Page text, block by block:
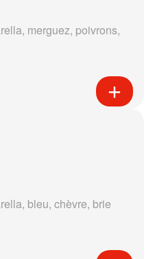
merguez, poivrons,
bleu, chèvre, brie